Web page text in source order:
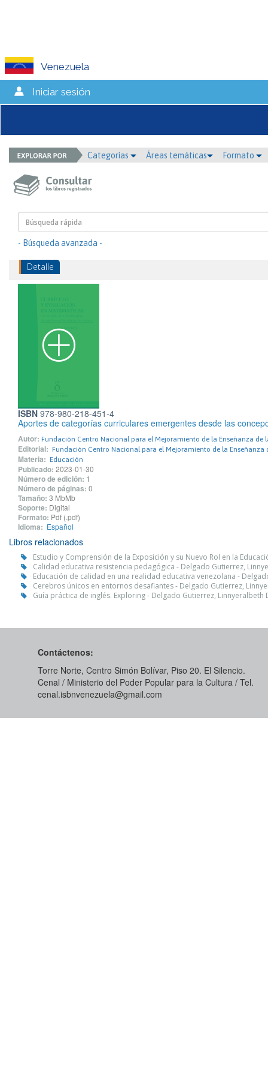
Venezuela
Iniciar sesión
Categorías Áreas temáticas Formato
- Búsqueda avanzada -
Detalle
ISBN 978-980-218-451-4
Aportes de categorías curriculares emergentes desde las
Autor: Fundación Centro Nacional para el Mejoramiento de la Enseñanza de
Editorial: Fundación Centro Nacional para el Mejoramiento de la Enseñanza
Materia: Educación
Publicado: 2023-01-30
Número de edición: 1
Número de páginas: 0
Tamaño: 3 MbMb
Soporte: Digital
Formato: Pdf (.pdf)
Idioma: Español
Libros relacionados
Estudio y Comprensión de la Exposición y su Nuevo Rol en la
Calidad educativa resistencia pedagógica - Delgado Gutierrez,
Educación de calidad en una realidad educativa venezolana -
Cerebros únicos en entornos desafiantes - Delgado Gutierrez,
Guía práctica de inglés. Exploring - Delgado Gutierrez, Linnyeralbeth
Contáctenos:
Torre Norte, Centro Simón Bolívar, Piso 20. El Silencio.
Cenal / Ministerio del Poder Popular para la Cultura / Tel.
cenal.isbnvenezuela@gmail.com